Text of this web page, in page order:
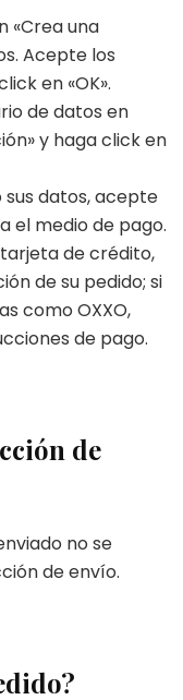
«Crea una
Acepte los
en «OK».
de datos en
y haga click en
datos, acepte
el medio de pago.
tarjeta de crédito,
de su pedido; si
como OXXO,
de pago.
de
no se
de envío.